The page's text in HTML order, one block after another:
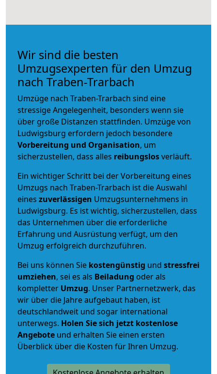
Wir sind die besten
Umzugsexperten für den Umzug
nach Traben-Trarbach
Umzüge nach Traben-Trarbach sind eine
stressige Angelegenheit, besonders wenn sie
über große Distanzen stattfinden. Umzüge von
Ludwigsburg erfordern jedoch besondere
Vorbereitung und Organisation, um
sicherzustellen, dass alles reibungslosverläuft.
Ein wichtiger Schritt bei der Vorbereitung eines
Umzugs nach Traben-Trarbach ist die Auswahl
eines zuverlässigen Umzugsunternehmens in
Ludwigsburg. Es ist wichtig, sicherzustellen, dass
das Unternehmen über die erforderliche
Erfahrung und Ausrüstung verfügt, um den
Umzug erfolgreich durchzuführen.
Bei uns können Sie kostengünstig und stressfrei
umziehen, sei es als Beiladung oder als
kompletter Umzug. Unser Partnernetzwerk, das
wir über die Jahre aufgebaut haben, ist
deutschlandweit und sogar international
unterwegs. Holen Sie sich jetzt kostenlose
Angebote und erhalten Sie einen ersten
Überblick über die Kosten für Ihren Umzug.